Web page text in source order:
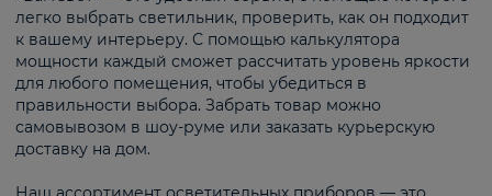
легко выбрать светильник, проверить, как он подходит
к вашему интерьеру. С помощью калькулятора
мощности каждый сможет рассчитать уровень яркости
для любого помещения, чтобы убедиться в
правильности выбора. Забрать товар можно
самовывозом в шоу-руме или заказать курьерскую
доставку на дом.